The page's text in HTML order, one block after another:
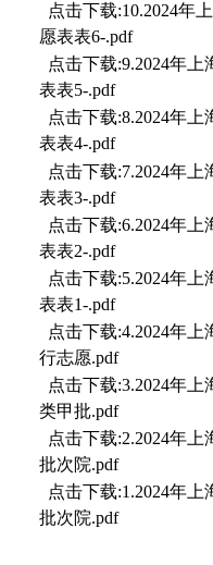
点击下载:10.2024年
愿表表6-.pdf
点击下载:9.2024年
表表5-.pdf
点击下载:8.2024年
表表4-.pdf
点击下载:7.2024年
表表3-.pdf
点击下载:6.2024年
表表2-.pdf
点击下载:5.2024年
表表1-.pdf
点击下载:4.2024年
行志愿.pdf
点击下载:3.2024年
类甲批.pdf
点击下载:2.2024年
批次院.pdf
点击下载:1.2024年
批次院.pdf